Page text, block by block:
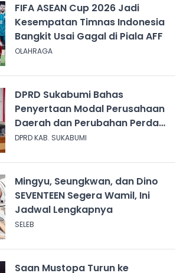
FIFA ASEAN Cup 2026 Jadi
Kesempatan Timnas Indonesia
Bangkit Usai Gagal di Piala AFF
OLAHRAGA
DPRD Sukabumi Bahas
Penyertaan Modal Perusahaan
Daerah dan Perubahan Perda
Ketenagakerjaan
DPRD KAB. SUKABUMI
Mingyu, Seungkwan, dan Dino
SEVENTEEN Segera Wamil, Ini
Jadwal Lengkapnya
SELEB
Saan Mustopa Turun ke